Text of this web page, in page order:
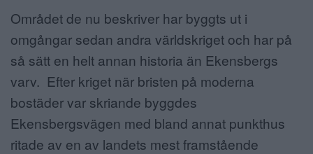
Området de nu beskriver har byggts ut i
omgångar sedan andra världskriget och har på
så sätt en helt annan historia än Ekensbergs
varv. Efter kriget när bristen på moderna
bostäder var skriande byggdes
Ekensbergsvägen med bland annat punkthus
ritade av en av landets mest framstående